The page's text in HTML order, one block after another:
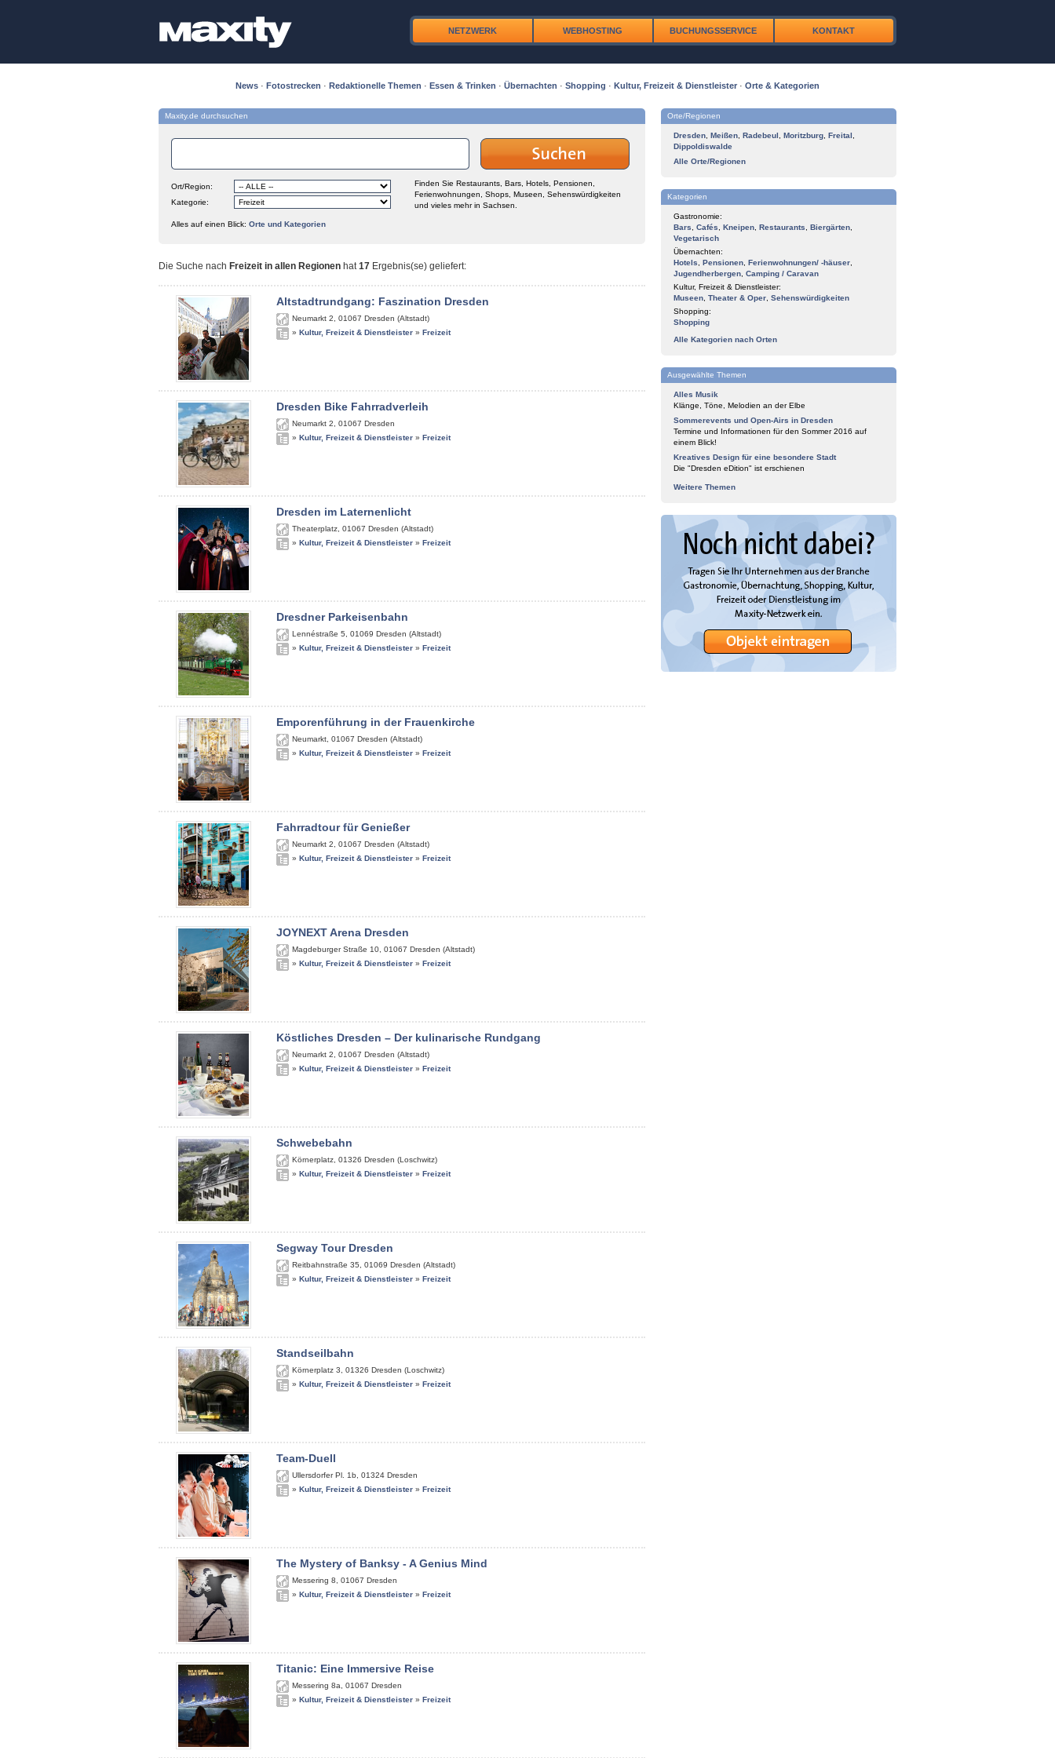
NETZWERK WEBHOSTING BUCHUNGSSERVICE KONTAKT
News · Fotostrecken · Redaktionelle Themen · Essen & Trinken · Übernachten · Shopping · Kultur, Freizeit & Dienstleister · Orte & Kategorien
Maxity.de durchsuchen
Ort/Region:
Kategorie:
Finden Sie Restaurants, Bars, Hotels, Pensionen,
Ferienwohnungen, Shops, Museen, Sehenswürdigkeiten
und vieles mehr in Sachsen.
Alles auf einen Blick: Orte und Kategorien
Die Suche nach Freizeit in allen Regionen hat17 Ergebnis(se) geliefert:
Altstadtrundgang: Faszination Dresden
Neumarkt 2 01067 Dresden (Altstadt)
» Kultur, Freizeit & Dienstleister » Freizeit
Dresden Bike Fahrradverleih
Neumarkt 2 01067 Dresden
» Kultur, Freizeit & Dienstleister » Freizeit
Dresden im Laternenlicht
Theaterplatz 01067 Dresden (Altstadt)
» Kultur, Freizeit & Dienstleister » Freizeit
Dresdner Parkeisenbahn
Lennéstraße 5 01069 Dresden (Altstadt)
» Kultur, Freizeit & Dienstleister » Freizeit
Emporenführung in der Frauenkirche
Neumarkt 01067 Dresden (Altstadt)
» Kultur, Freizeit & Dienstleister » Freizeit
Fahrradtour für Genießer
Neumarkt 2 01067 Dresden (Altstadt)
» Kultur, Freizeit & Dienstleister » Freizeit
JOYNEXT Arena Dresden
Magdeburger Straße 10 01067 Dresden (Altstadt)
» Kultur, Freizeit & Dienstleister » Freizeit
Köstliches Dresden – Der kulinarische Rundgang
Neumarkt 2 01067 Dresden (Altstadt)
» Kultur, Freizeit & Dienstleister » Freizeit
Schwebebahn
Körnerplatz 01326 Dresden (Loschwitz)
» Kultur, Freizeit & Dienstleister » Freizeit
Segway Tour Dresden
Reitbahnstraße 35 01069 Dresden (Altstadt)
» Kultur, Freizeit & Dienstleister » Freizeit
Standseilbahn
Körnerplatz 3 01326 Dresden (Loschwitz)
» Kultur, Freizeit & Dienstleister » Freizeit
Team-Duell
Ullersdorfer Pl. 1b 01324 Dresden
» Kultur, Freizeit & Dienstleister » Freizeit
The Mystery of Banksy - A Genius Mind
Messering 8 01067 Dresden
» Kultur, Freizeit & Dienstleister » Freizeit
Titanic: Eine Immersive Reise
Messering 8a 01067 Dresden
» Kultur, Freizeit & Dienstleister » Freizeit
Orte/Regionen
Dresden Meißen Radebeul Moritzburg Freital
Dippoldiswalde
Alle Orte/Regionen
Kategorien
Gastronomie:
Bars
Cafés Kneipen Restaurants Biergärten
Vegetarisch
Übernachten:
Hotels
Pensionen Ferienwohnungen/ -häuser
Jugendherbergen Camping / Caravan
Kultur, Freizeit & Dienstleister:
Museen Theater & Oper Sehenswürdigkeiten
Shopping:
Shopping
Alle Kategorien nach Orten
Ausgewählte Themen
Alles Musik
Klänge, Töne, Melodien an der Elbe
Sommerevents und Open-Airs in Dresden
Termine und Informationen für den Sommer 2016 auf
einem Blick!
Kreatives Design für eine besondere Stadt
Die "Dresden eDition" ist erschienen
Weitere Themen